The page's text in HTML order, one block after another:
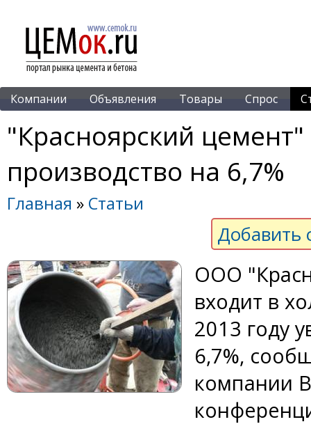
Компании Объявления Товары Спрос
"Красноярский
производство на 6,7%
Главная » Статьи
Добавить
ООО
входит в
2013 году
6,7%,
компании